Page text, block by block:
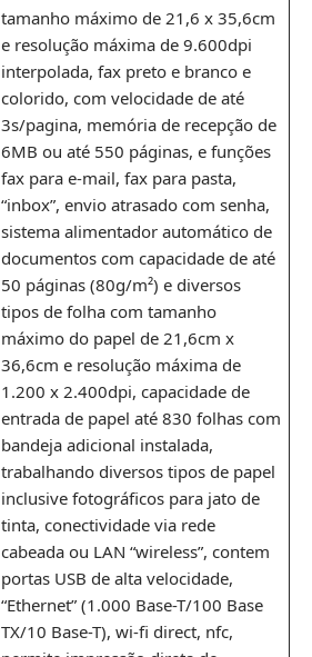
tamanho máximo de 21,6 x 35,6cm
e resolução máxima de 9.600dpi
interpolada, fax preto e branco e
colorido, com velocidade de até
3s/pagina, memória de recepção de
6MB ou até 550 páginas, e funções
fax para e-mail, fax para pasta,
“inbox”, envio atrasado com senha,
sistema alimentador automático de
documentos com capacidade de até
50 páginas (80g/m²) e diversos
tipos de folha com tamanho
máximo do papel de 21,6cm x
36,6cm e resolução máxima de
1.200 x 2.400dpi, capacidade de
entrada de papel até 830 folhas com
bandeja adicional instalada,
trabalhando diversos tipos de papel
inclusive fotográficos para jato de
tinta, conectividade via rede
cabeada ou LAN “wireless”, contem
portas USB de alta velocidade,
“Ethernet” (1.000 Base-T/100 Base
TX/10 Base-T), wi-fi direct, nfc,